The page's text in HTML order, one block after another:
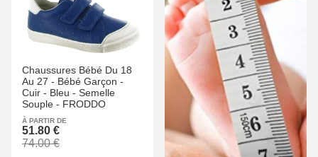
Chaussures Bébé Du 18
Au 27 - Bébé Garçon -
Cuir - Bleu - Semelle
Souple - FRODDO
À PARTIR DE
51.80 €
74.00 €